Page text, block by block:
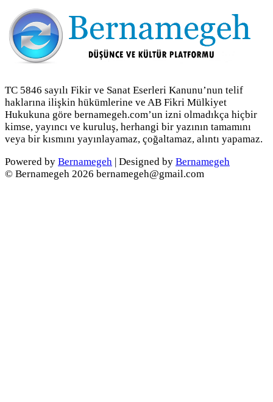
TC 5846 sayılı Fikir ve Sanat Eserleri Kanunu’nun telif
haklarına ilişkin hükümlerine ve AB Fikri Mülkiyet
Hukukuna göre bernamegeh.com’un izni olmadıkça hiçbir
kimse, yayıncı ve kuruluş, herhangi bir yazının tamamını
veya bir kısmını yayınlayamaz, çoğaltamaz, alıntı yapamaz.
Powered by Bernamegeh | Designed by Bernamegeh
© Bernamegeh 2026 bernamegeh@gmail.com